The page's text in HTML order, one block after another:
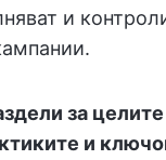
и
за
и